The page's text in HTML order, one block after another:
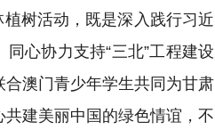
树活动，既是深入践行习近
心协力支持“三北”工程建设
澳门青少年学生共同为甘肃
建美丽中国的绿色情谊，不